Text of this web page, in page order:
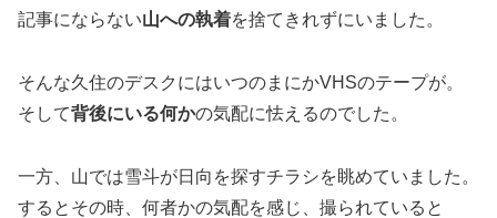
記事にならない山への執着を捨てきれずにいました。
そんな久住のデスクにはいつのまにかVHSのテープが。
そして背後にいる何かの気配に怯えるのでした。
一方、山では雪斗が日向を探すチラシを眺めていました。
するとその時、何者かの気配を感じ、撮られていると